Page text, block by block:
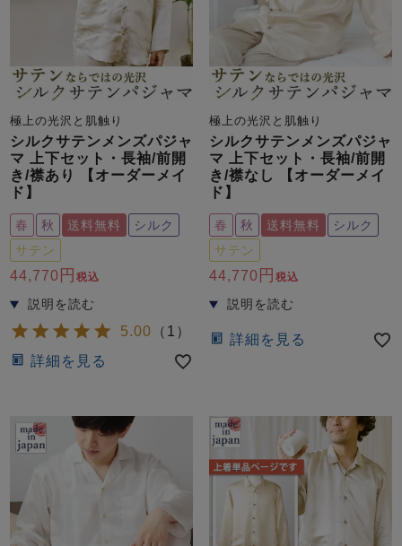
春 秋
ガールズパジャマ
ボーイズパジャマ
柄物
売れ筋ランキング
新着商品
インナーウェア 生活雑貨 カタログギフト
- Item Ranking -
- New Arrival -
目的別でさがす一覧はこちら
すべてのメン
パジャマ
長袖 半袖 七分袖
かぶり
上着単品
SDGsの取り組み
極上の光沢と肌触り
シルクサテンメンズパジャ
マ 上下セット・長袖/前開
き/襟あり 【オーダーメイ
ド】
春 秋 送料無料
シルク
サテン
44,770 税込
5.00 （ 1 ）
詳細を見る
極上の光沢と肌触り
シルクサテンメンズパジャ
マ 上下セット・長袖/前開
き/襟なし 【オーダーメイ
ド】
春 秋 送料無料
シルク
サテン
44,770 税込
詳細を見る